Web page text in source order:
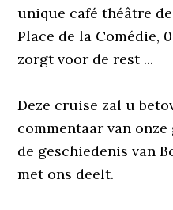
unique café théâtre
Place de la Comédie,
zorgt voor de rest ...
Deze cruise zal u
commentaar van
de geschiedenis van
met ons deelt.